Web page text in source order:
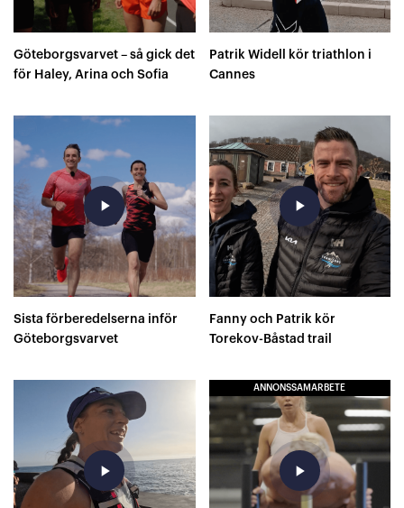
Göteborgsvarvet – så gick det
för Haley, Arina och Sofia
Patrik Widell kör triathlon i
Cannes
play_arrow
Sista förberedelserna inför
Göteborgsvarvet
play_arrow
Fanny och Patrik kör
Torekov-Båstad trail
play_arrow
ANNONSSAMARBETE
play_arrow